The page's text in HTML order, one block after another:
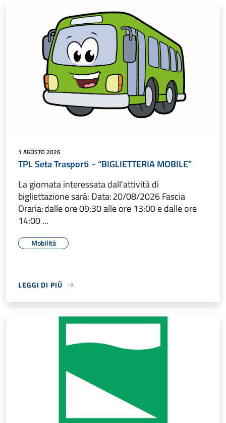
1 AGOSTO 2026
TPL Seta Trasporti - “BIGLIETTERIA MOBILE”
La giornata interessata dall'attività di
bigliettazione sarà: Data: 20/08/2026 Fascia
Oraria: dalle ore 09:30 alle ore 13:00 e dalle ore
14:00 ...
Mobilità
LEGGI DI PIÙ